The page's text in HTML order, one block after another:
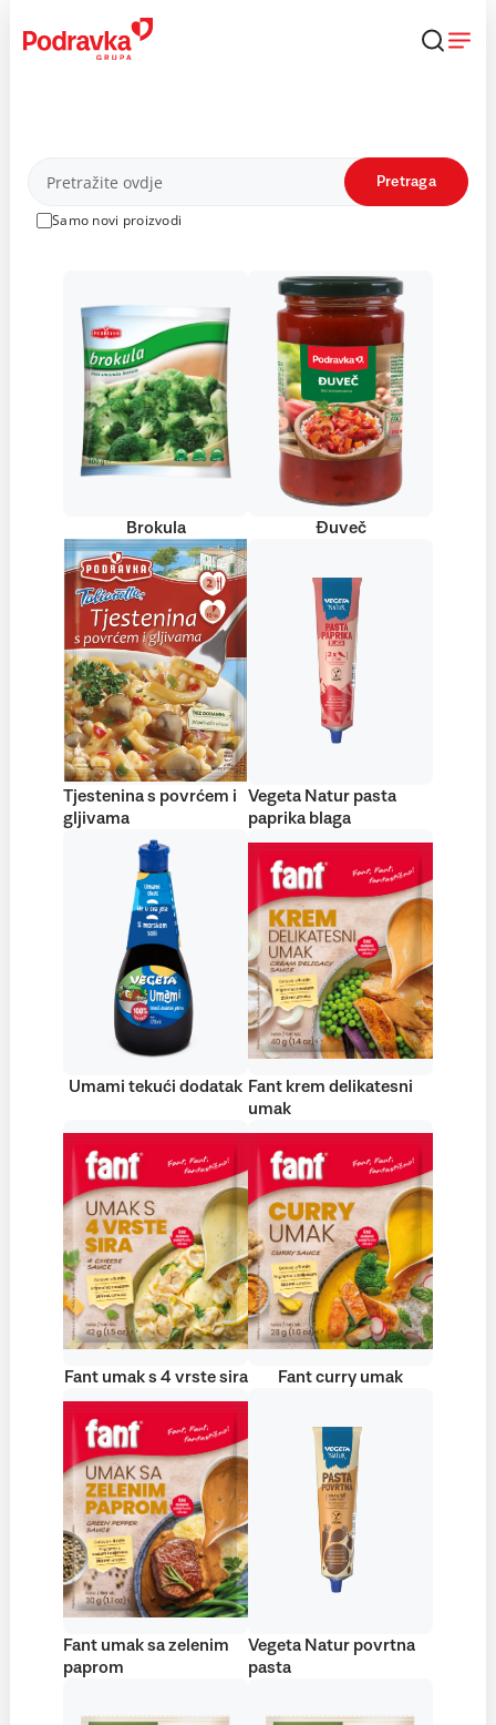
content
Proizvodi
Samo novi proizvodi
Pretraga
Brokula Đuveč
Tjestenina s povrćem i
gljivama
Vegeta Natur pasta
paprika blaga
Umami tekući dodatak Fant krem delikatesni
umak
Fant umak s 4 vrste sira Fant curry umak
Fant umak sa zelenim
paprom
Vegeta Natur povrtna
pasta